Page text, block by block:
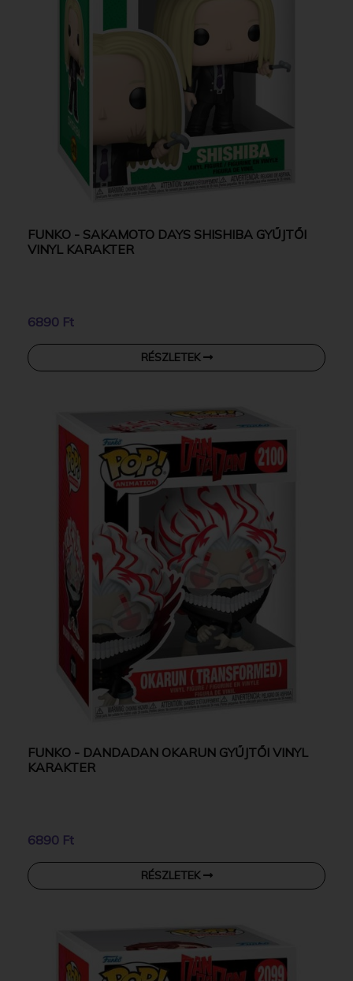
FUNKO - SAKAMOTO DAYS SHISHIBA GYŰJTŐI
VINYL KARAKTER
6890 Ft
RÉSZLETEK
FUNKO - DANDADAN OKARUN GYŰJTŐI VINYL
KARAKTER
6890 Ft
RÉSZLETEK